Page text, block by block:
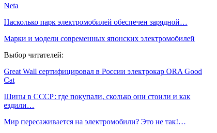
Neta
Насколько парк электромобилей обеспечен зарядной…
Марки и модели современных японских электромобилей
Выбор читателей:
Great Wall сертифицировал в России электрокар ORA Good
Cat
Шины в СССР: где покупали, сколько они стоили и как
ездили…
Мир пересаживается на электромобили? Это не так!…